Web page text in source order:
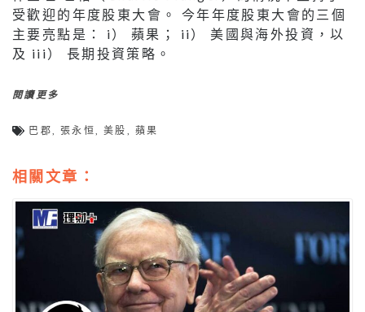
受歡迎的年度股東大會。 今年年度股東大會的三個
主要亮點是： i） 蘋果； ii） 美國與海外投資，以
及 iii） 長期投資策略。
閱讀更多
巴郡 ,張永恒 ,美股 蘋果
相關文章：